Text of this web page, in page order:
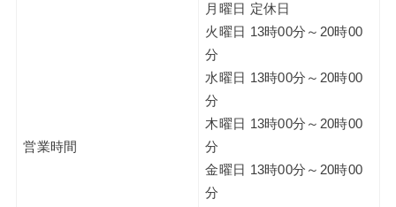
営業時間
月曜日 定休日
火曜日 13時00分～20時00
分
水曜日 13時00分～20時00
分
木曜日 13時00分～20時00
分
金曜日 13時00分～20時00
分